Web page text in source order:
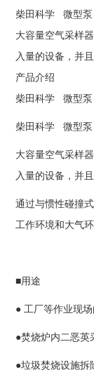
柴田科学 微型泵
大容量空气采样
入量的设备，并
产品介绍
柴田科学 微型泵
柴田科学 微型泵
大容量空气采样
入量的设备，并
通过与惯性碰撞
工作环境和大气
■用途
● 工厂等作业现场
●焚烧炉内二恶英
●垃圾焚烧设施拆